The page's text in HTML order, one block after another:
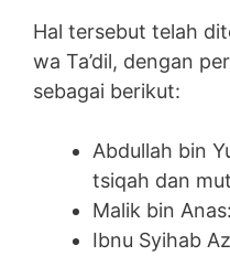
Hal tersebut telah
wa Ta’dil, dengan
sebagai berikut:
Abdullah bin
tsiqah dan
Malik bin
Ibnu Syihab